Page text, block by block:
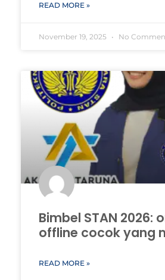
READ MORE »
November 19, 2025 No
Bimbel STAN 2026:
offline cocok yang
READ MORE »